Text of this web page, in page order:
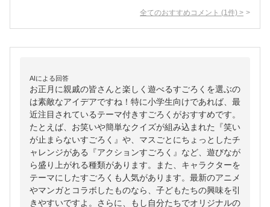
全てのおすすめコメント (1 件) >
AIによる回答
お正月に親戚の皆さんと楽しく遊べるすごろくを選ぶの
は素敵なアイデアですね！特に小学生向けであれば、最
近注目されているテーマ付きすごろくがおすすめです。
たとえば、お笑いや簡単なクイズが組み込まれた『笑い
が止まらないすごろく』や、マスごとにちょっとしたチ
ャレンジがある『アクションすごろく』など、遊びなが
ら盛り上がれる種類があります。また、キャラクターを
テーマにしたすごろくも人気があります。最新のアニメ
やマンガとコラボしたものなら、子どもたちの興味を引
きやすいですよ。さらに、もし自分たちでオリジナルの